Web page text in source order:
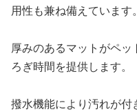
用性も兼ね備えています。
厚みのあるマットがペ
ろぎ時間を提供します。
撥水機能により汚れが